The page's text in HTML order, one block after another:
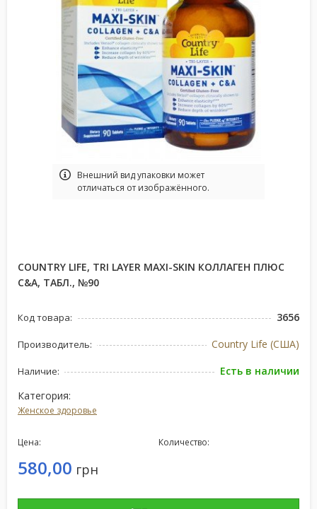
Bнешний вид упаковки может
отличаться от изображённого.
COUNTRY LIFE, TRI LAYER MAXI-SKIN КОЛЛАГЕН ПЛЮС
C&А, ТАБЛ., №90
Код товара: 3656
Производитель: Country Life (США)
Наличие:
Есть в наличии
Категория:
Женское здоровье
Цена:
580,00 грн
Количество: